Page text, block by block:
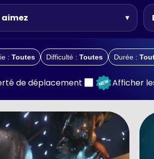
aimez
: Toutes Difficulté : Toutes Durée :
de déplacement Afficher